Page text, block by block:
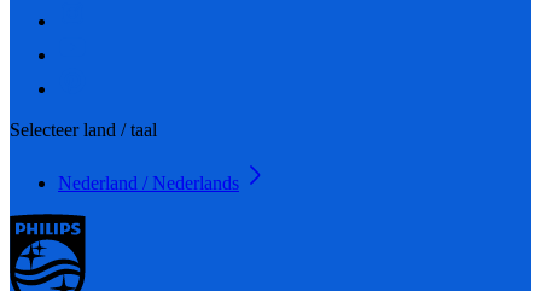
Selecteer land / taal
Nederland / Nederlands